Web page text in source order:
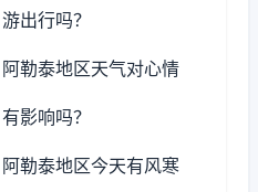
游出行吗？
阿勒泰地区天气对心情
有影响吗？
阿勒泰地区今天有风寒